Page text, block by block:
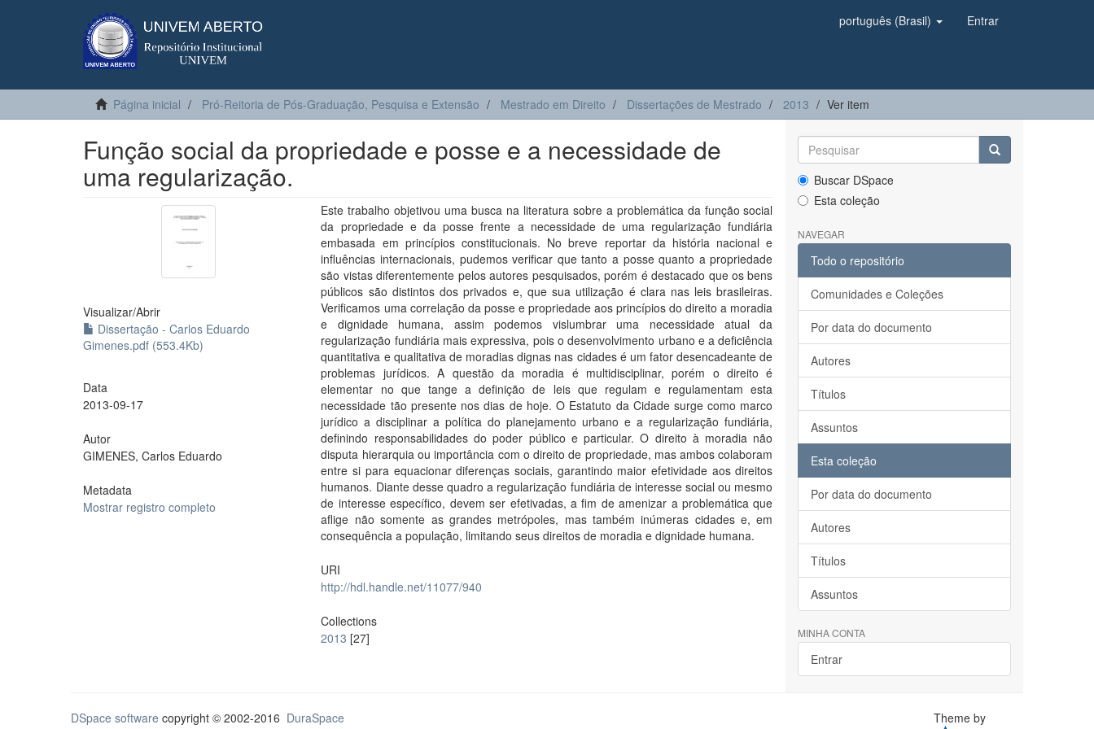
português (Brasil) Entrar
Página inicial Pró-Reitoria de Pós-Graduação, Pesquisa e Extensão Mestrado em Direito Dissertações de Mestrado 2013 Ver item
Função social da propriedade e posse e a necessidade de
uma regularização.
Visualizar/Abrir
Dissertação - Carlos Eduardo
Gimenes.pdf (553.4Kb)
Data
2013-09-17
Autor
GIMENES, Carlos Eduardo
Metadata
Mostrar registro completo
Este trabalho objetivou uma busca na literatura sobre a problemática da função social
da propriedade e da posse frente a necessidade de uma regularização fundiária
embasada em princípios constitucionais. No breve reportar da história nacional e
influências internacionais, pudemos verificar que tanto a posse quanto a propriedade
são vistas diferentemente pelos autores pesquisados, porém é destacado que os bens
públicos são distintos dos privados e, que sua utilização é clara nas leis brasileiras.
Verificamos uma correlação da posse e propriedade aos princípios do direito a moradia
e dignidade humana, assim podemos vislumbrar uma necessidade atual da
regularização fundiária mais expressiva, pois o desenvolvimento urbano e a deficiência
quantitativa e qualitativa de moradias dignas nas cidades é um fator desencadeante de
problemas jurídicos. A questão da moradia é multidisciplinar, porém o direito é
elementar no que tange a definição de leis que regulam e regulamentam esta
necessidade tão presente nos dias de hoje. O Estatuto da Cidade surge como marco
jurídico a disciplinar a política do planejamento urbano e a regularização fundiária,
definindo responsabilidades do poder público e particular. O direito à moradia não
disputa hierarquia ou importância com o direito de propriedade, mas ambos colaboram
entre si para equacionar diferenças sociais, garantindo maior efetividade aos direitos
humanos. Diante desse quadro a regularização fundiária de interesse social ou mesmo
de interesse específico, devem ser efetivadas, a fim de amenizar a problemática que
aflige não somente as grandes metrópoles, mas também inúmeras cidades e, em
consequência a população, limitando seus direitos de moradia e dignidade humana.
URI
http://hdl.handle.net/11077/940
Collections
2013 [27]
Buscar DSpace
Esta coleção
NAVEGAR
Todo o repositório
Comunidades e Coleções
Por data do documento
Autores
Títulos
Assuntos
Esta coleção
Por data do documento
Autores
Títulos
Assuntos
MINHA CONTA
Entrar
DSpace software copyright © 2002-2016 DuraSpace
Theme by